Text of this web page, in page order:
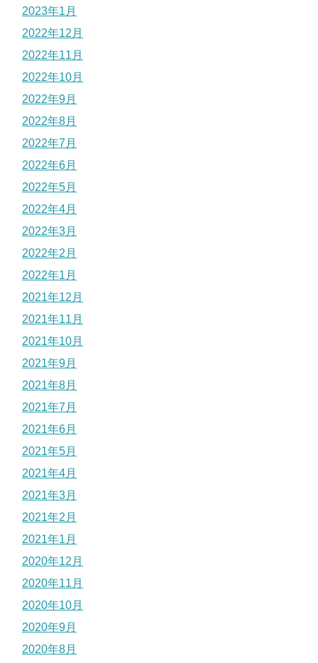
2023年1月
2022年12月
2022年11月
2022年10月
2022年9月
2022年8月
2022年7月
2022年6月
2022年5月
2022年4月
2022年3月
2022年2月
2022年1月
2021年12月
2021年11月
2021年10月
2021年9月
2021年8月
2021年7月
2021年6月
2021年5月
2021年4月
2021年3月
2021年2月
2021年1月
2020年12月
2020年11月
2020年10月
2020年9月
2020年8月